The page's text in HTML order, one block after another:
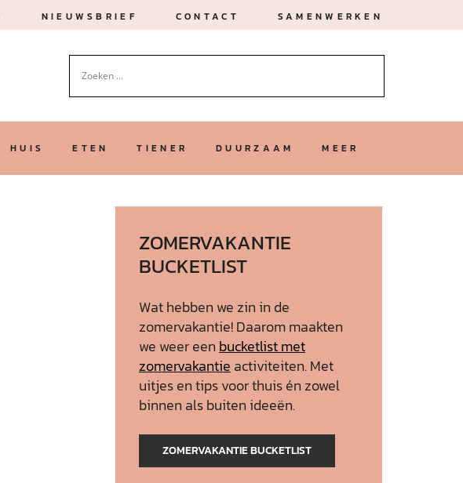
NIEUWSBRIEF CONTACT SAMENWERKEN
HUIS ETEN TIENER DUURZAAM MEER
ZOMERVAKANTIE
BUCKETLIST
Wat hebben we zin in de
zomervakantie! Daarom maakten
we weer een bucketlist met
zomervakantie activiteiten. Met
uitjes en tips voor thuis én zowel
binnen als buiten ideeën.
ZOMERVAKANTIE BUCKETLIST